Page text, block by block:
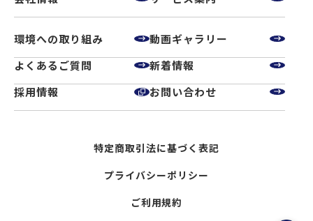
環境への取り組み
動画ギャラリー
よくあるご質問
新着情報
採用情報
お問い合わせ
特定商取引法に基づく表記
プライバシーポリシー
ご利用規約